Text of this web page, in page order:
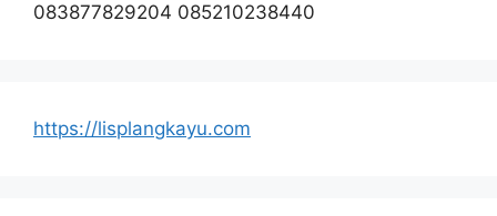
083877829204 085210238440
https://lisplangkayu.com